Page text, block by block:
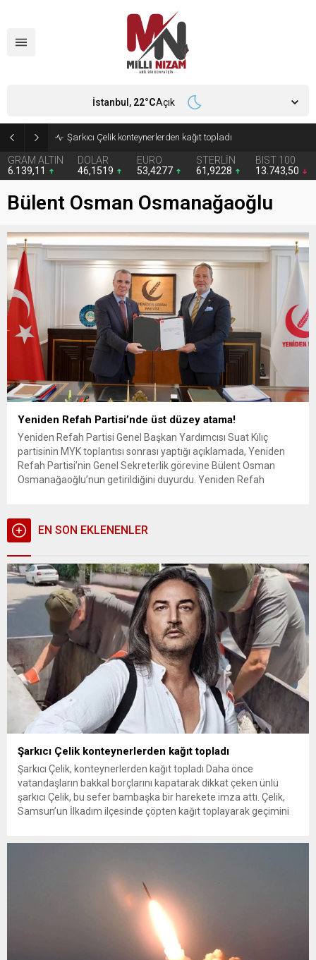
İran 2 ülkeyi birden vurdu
GRAM ALTIN
6.139,11
DOLAR
46,1519
EURO
53,4277
STERLİN
61,9228
BIST 100
13.743,50
İstanbul, 22°CAçık
Bülent Osman Osmanağaoğlu
Yeniden Refah Partisi’nde üst düzey atama!
Yeniden Refah Partisi Genel Başkan Yardımcısı Suat Kılıç
partisinin MYK toplantısı sonrası yaptığı açıklamada, Yeniden
Refah Partisi’nin Genel Sekreterlik görevine Bülent Osman
Osmanağaoğlu’nun getirildiğini duyurdu. Yeniden Refah
Merkezinden yapılan açıklamada, “MKYK Üyemiz Bülent
Osman Osmanağaoğlu,...
EN SON EKLENENLER
Şarkıcı Çelik konteynerlerden kağıt topladı
Şarkıcı Çelik, konteynerlerden kağıt topladı Daha önce
vatandaşların bakkal borçlarını kapatarak dikkat çeken ünlü
şarkıcı Çelik, bu sefer bambaşka bir harekete imza attı. Çelik,
Samsun’un İlkadım ilçesinde çöpten kağıt toplayarak geçimini